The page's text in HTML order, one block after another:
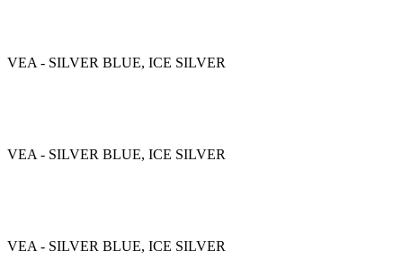
VEA - SILVER BLUE, ICE SILVER
VEA - SILVER BLUE, ICE SILVER
VEA - SILVER BLUE, ICE SILVER